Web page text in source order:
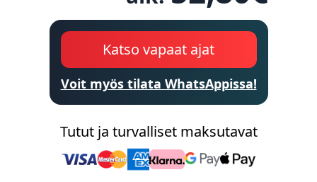
Katso vapaat ajat
Voit myös tilata WhatsAppissa!
Tutut ja turvalliset maksutavat